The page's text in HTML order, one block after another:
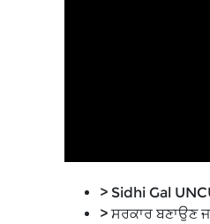
> Sidhi Gal
> ਸਰਕਾਰ ਬਣਾਉਣ